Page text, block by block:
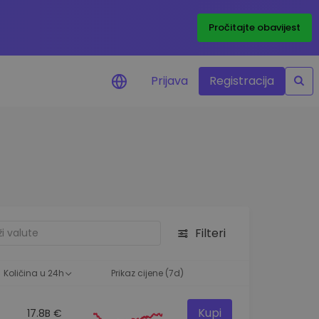
Pročitajte obavijest
Prijava Registracija
Filteri
Količina u 24h Prikaz cijene (7d)
17.8B € Kupi